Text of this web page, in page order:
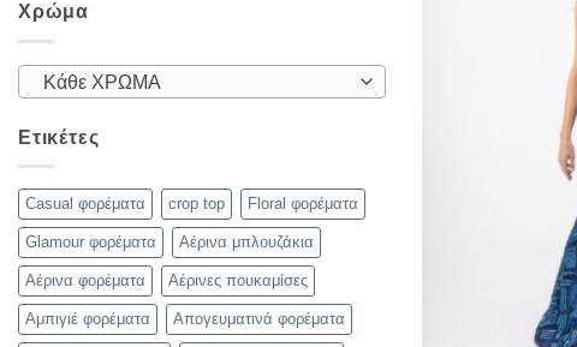
Χρώμα
Κάθε ΧΡΩΜΑ
Ετικέτες
Casual φορέματα crop top Floral φορέματα
Glamour φορέματα Αέρινα μπλουζάκια
Αέρινα φορέματα Αέρινες πουκαμίσες
Αμπιγιέ φορέματα Απογευματινά φορέματα